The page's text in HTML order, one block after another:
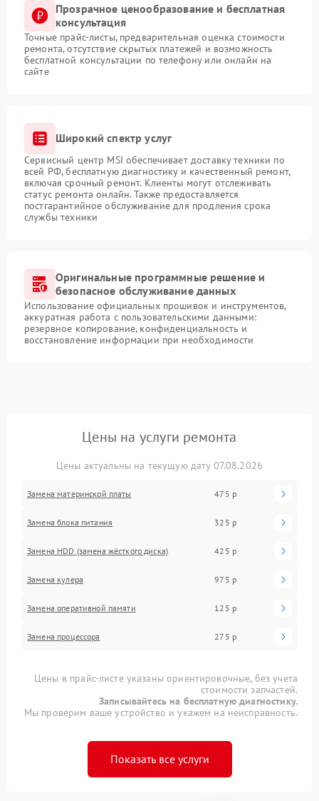
Прозрачное ценообразование и бесплатная
консультация
Точные прайс-листы, предварительная оценка стоимости
ремонта, отсутствие скрытых платежей и возможность
бесплатной консультации по телефону или онлайн на
сайте
Широкий спектр услуг
Сервисный центр MSI обеспечивает доставку техники по
всей РФ, бесплатную диагностику и качественный ремонт,
включая срочный ремонт. Клиенты могут отслеживать
статус ремонта онлайн. Также предоставляется
постгарантийное обслуживание для продления срока
службы техники
Оригинальные программные решение и
безопасное обслуживание данных
Использование официальных прошивок и инструментов,
аккуратная работа с пользовательскими данными:
резервное копирование, конфиденциальность и
восстановление информации при необходимости
Цены на услуги ремонта
Цены актуальны на текущую дату 07.08.2026
Замена материнской платы 475 р
Замена блока питания 325 р
Замена HDD (замена жёсткого диска) 425 р
Замена кулера 975 р
Замена оперативной памяти 125 р
Замена процессора 275 р
Цены в прайс-листе указаны ориентировочные, без учета
стоимости запчастей.
Записывайтесь на бесплатную диагностику.
Мы проверим ваше устройство и укажем на неисправность.
Показать все услуги